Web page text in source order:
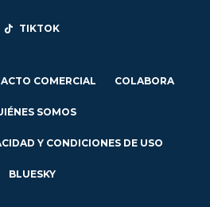
TIKTOK
COMERCIAL COLABORA
SOMOS
Y CONDICIONES DE USO
BLUESKY